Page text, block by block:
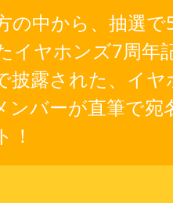
の中から、抽選
イヤホンズ7周年
披露された、イ
ンバーが直筆で宛
！